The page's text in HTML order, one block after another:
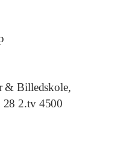
& Billedskole,
28 2.tv 4500